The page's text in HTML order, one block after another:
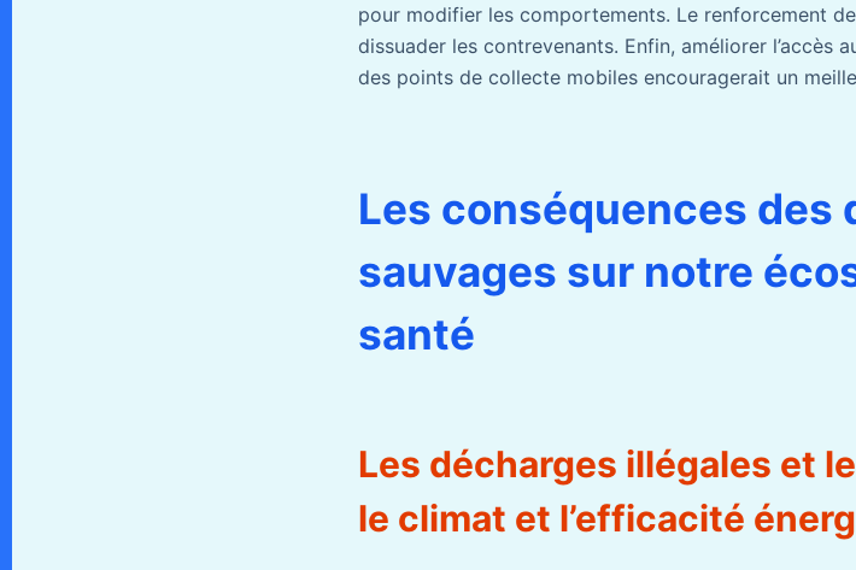
pour modifier les comportements. Le renforcement
dissuader les contrevenants. Enfin, améliorer l’accès
des points de collecte mobiles encouragerait un
Les conséquences des
sauvages sur notre
santé
Les décharges illégales et
le climat et l’efficacité